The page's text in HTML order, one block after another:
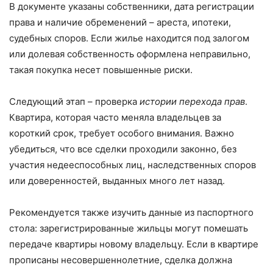
В документе указаны собственники, дата регистрации
права и наличие обременений – ареста, ипотеки,
судебных споров. Если жилье находится под залогом
или долевая собственность оформлена неправильно,
такая покупка несет повышенные риски.
Следующий этап – проверка истории перехода прав.
Квартира, которая часто меняла владельцев за
короткий срок, требует особого внимания. Важно
убедиться, что все сделки проходили законно, без
участия недееспособных лиц, наследственных споров
или доверенностей, выданных много лет назад.
Рекомендуется также изучить данные из паспортного
стола: зарегистрированные жильцы могут помешать
передаче квартиры новому владельцу. Если в квартире
прописаны несовершеннолетние, сделка должна